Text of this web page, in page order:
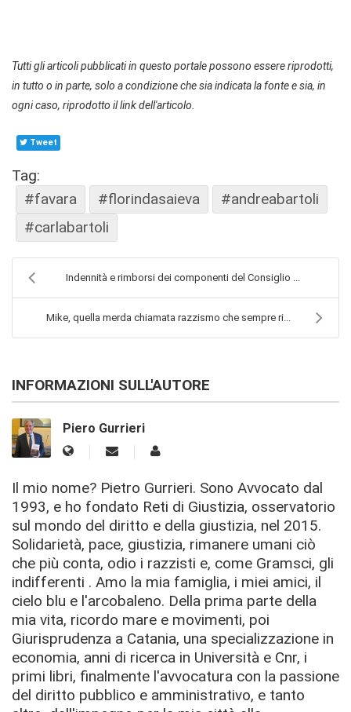
Tutti gli articoli pubblicati in questo portale possono essere riprodotti,
in tutto o in parte, solo a condizione che sia indicata la fonte e sia, in
ogni caso, riprodotto il link dell'articolo.
Tweet
Tag:
#favara
#florindasaieva
#andreabartoli
#carlabartoli
Indennità e rimborsi dei componenti del Consiglio ...
Mike, quella merda chiamata razzismo che sempre ri...
INFORMAZIONI SULL'AUTORE
Piero Gurrieri
Il mio nome? Pietro Gurrieri. Sono Avvocato dal
1993, e ho fondato Reti di Giustizia, osservatorio
sul mondo del diritto e della giustizia, nel 2015.
Solidarietà, pace, giustizia, rimanere umani ciò
che più conta, odio i razzisti e, come Gramsci, gli
indifferenti . Amo la mia famiglia, i miei amici, il
cielo blu e l'arcobaleno. Della prima parte della
mia vita, ricordo mare e movimenti, poi
Giurisprudenza a Catania, una specializzazione in
economia, anni di ricerca in Università e Cnr, i
primi libri, finalmente l'avvocatura con la passione
del diritto pubblico e amministrativo, e tanto